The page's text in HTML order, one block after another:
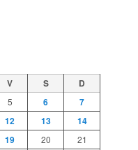
V S D
5 6
7
12 13
14
19 20
21